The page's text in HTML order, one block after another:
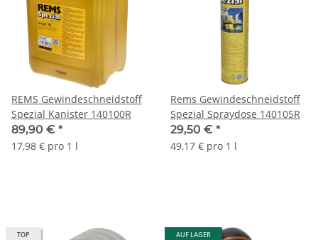
REMS Gewindeschneidstoff
Spezial Kanister 140100R
89,90 € *
17,98 € pro 1 l
Rems Gewindeschneidstoff
Spezial Spraydose 140105R
29,50 € *
49,17 € pro 1 l
TOP AUF LAGER